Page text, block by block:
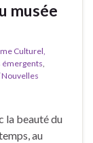
musée
Culturel,
émergents,
Nouvelles
la beauté du
au